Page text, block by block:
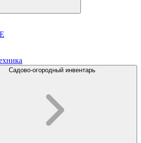
Садово-огородный инвентарь